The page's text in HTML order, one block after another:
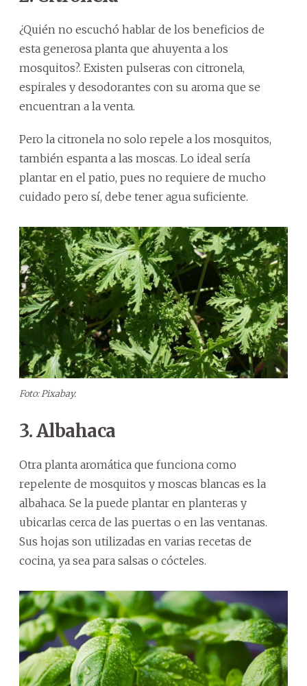
¿Quién no escuchó hablar de los beneficios de
esta generosa planta que ahuyenta a los
mosquitos?. Existen pulseras con citronela,
espirales y desodorantes con su aroma que se
encuentran a la venta.
Pero la citronela no solo repele a los mosquitos,
también espanta a las moscas. Lo ideal sería
plantar en el patio, pues no requiere de mucho
cuidado pero sí, debe tener agua suficiente.
Foto: Pixabay.
3. Albahaca
Otra planta aromática que funciona como
repelente de mosquitos y moscas blancas es la
albahaca. Se la puede plantar en planteras y
ubicarlas cerca de las puertas o en las ventanas.
Sus hojas son utilizadas en varias recetas de
cocina, ya sea para salsas o cócteles.